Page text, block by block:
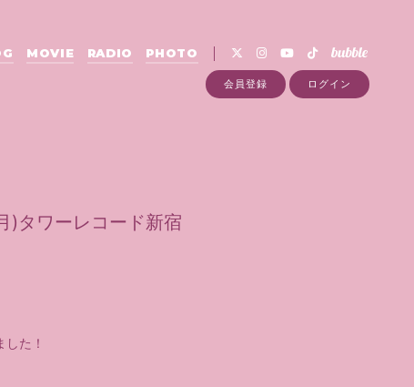
MOVIE RADIO PHOTO
会員登録 ログイン
)タワーレコード新宿
た！